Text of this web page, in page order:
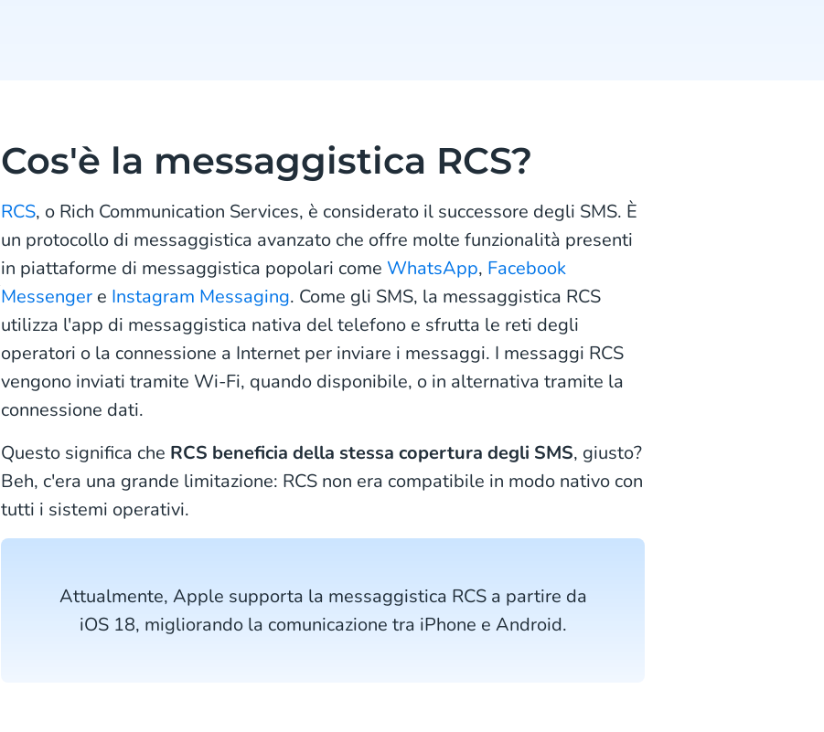
Cos'è la messaggistica RCS?
RCS, o Rich Communication Services, è considerato il successore degli SMS. È
un protocollo di messaggistica avanzato che offre molte funzionalità presenti
in piattaforme di messaggistica popolari come WhatsApp, Facebook
Messenger e Instagram Messaging. Come gli SMS, la messaggistica RCS
utilizza l'app di messaggistica nativa del telefono e sfrutta le reti degli
operatori o la connessione a Internet per inviare i messaggi. I messaggi RCS
vengono inviati tramite Wi-Fi, quando disponibile, o in alternativa tramite la
connessione dati.
Questo significa che RCS beneficia della stessa copertura degli SMS, giusto?
Beh, c'era una grande limitazione: RCS non era compatibile in modo nativo con
tutti i sistemi operativi.
Attualmente, Apple supporta la messaggistica RCS a partire da
iOS 18, migliorando la comunicazione tra iPhone e Android.